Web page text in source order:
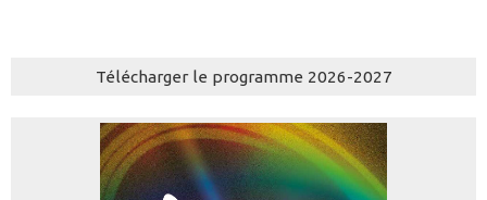
Télécharger le programme 2026-2027